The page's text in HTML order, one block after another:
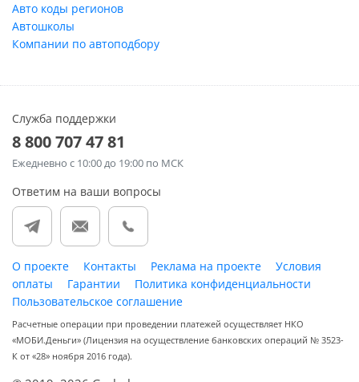
Авто коды регионов
Автошколы
Компании по автоподбору
Служба поддержки
8 800 707 47 81
Ежедневно с 10:00 до 19:00 по МСК
Ответим на ваши вопросы
О проекте Контакты Реклама на проекте
Условия
оплаты
Гарантии
Политика конфиденциальности
Пользовательское соглашение
Расчетные операции при проведении платежей осуществляет НКО
«МОБИ.Деньги» (Лицензия на осуществление банковских операций № 3523-
К от «28» ноября 2016 года).